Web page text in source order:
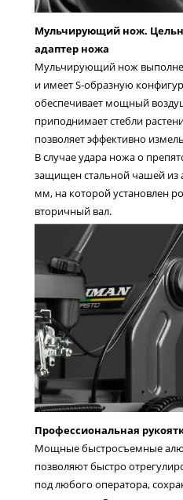
Мульчирующий нож.
адаптер ножа
Мульчирующий нож
и имеет S-образную
обеспечивает мощный
приподнимает стебли
позволяет эффективно
В случае удара ножа о
защищен стальной чашей
мм, на которой установлен
вторичный вал.
Профессиональная
Мощные быстросъемные
позволяют быстро
под любого оператора,